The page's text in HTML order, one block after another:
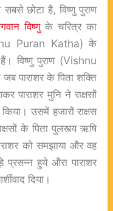
छोटा है, विष्णु पुराण
विष्णुके चरित्र का
Puran Katha) के
विष्णु पुराण (Vishnu
पाराशर के पिता शक्ति
पाराशर मुनि ने राक्षसों
किया। उसमें हजारों राक्षस
के पिता पुलस्त्य ऋषि
को समझाया और वह
हुये औरा पाराशर
दिया।